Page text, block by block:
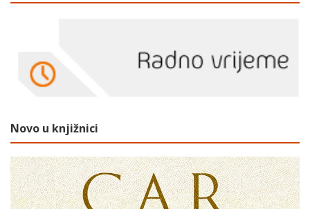
Novo u knjižnici